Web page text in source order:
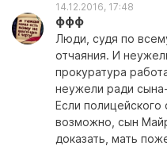
14.12.2016, 17:48
ффф
Люди, судя по
отчаяния. И
прокуратура
неужели ради
Если полицейского
возможно, сын
доказать, мать